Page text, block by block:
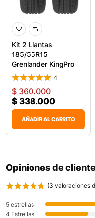
Kit 2 Llantas
185/55R15
Grenlander KingPro
One 82V Carro
4
$360.000
$ 338.000
AÑADIR AL CARRITO
Opiniones de
(3 valoraciones
5 estrellas
4 Estrellas